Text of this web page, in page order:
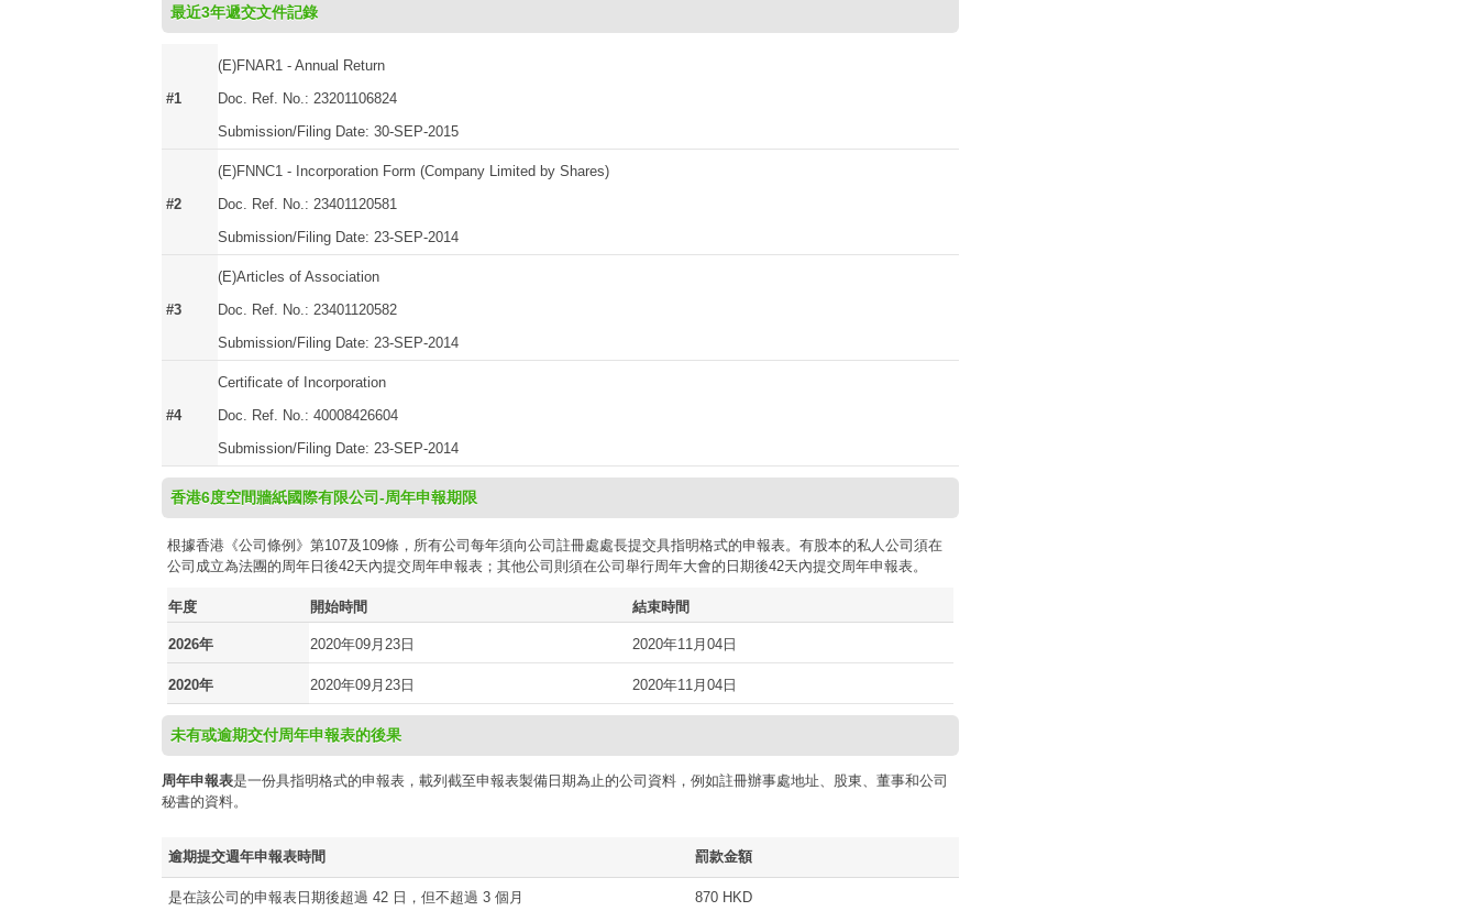
最近3年遞交文件記錄
#1
(E)FNAR1 - Annual Return
Doc. Ref. No.: 23201106824
Submission/Filing Date: 30-SEP-2015
#2
(E)FNNC1 - Incorporation Form (Company Limited by Shares)
Doc. Ref. No.: 23401120581
Submission/Filing Date: 23-SEP-2014
#3
(E)Articles of Association
Doc. Ref. No.: 23401120582
Submission/Filing Date: 23-SEP-2014
#4
Certificate of Incorporation
Doc. Ref. No.: 40008426604
Submission/Filing Date: 23-SEP-2014
香港6度空間牆紙國際有限公司-周年申報期限
根據香港《公司條例》第107及109條，所有公司每年須向公司註冊處處長提交具指明格式的申報表。有股本的私人公司須在
公司成立為法團的周年日後42天內提交周年申報表；其他公司則須在公司舉行周年大會的日期後42天內提交周年申報表。
年度 開始時間 結束時間
2026年 2020年09月23日 2020年11月04日
2020年 2020年09月23日 2020年11月04日
未有或逾期交付周年申報表的後果
周年申報表是一份具指明格式的申報表，載列截至申報表製備日期為止的公司資料，例如註冊辦事處地址、股東、董事和公司
秘書的資料。
逾期提交週年申報表時間 罰款金額
是在該公司的申報表日期後超過 42 日，但不超過 3 個月 870 HKD